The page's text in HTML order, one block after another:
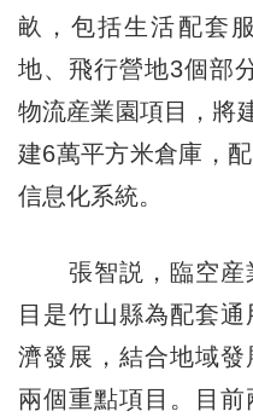
畝，包括生活配套
地、飛行營地3個部
物流産業園項目，將
建6萬平方米倉庫，
信息化系統。
張智説，臨空産
目是竹山縣為配套
濟發展，結合地域
兩個重點項目。目